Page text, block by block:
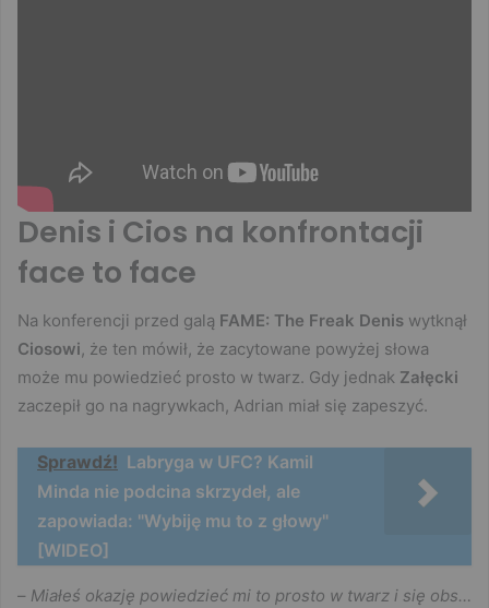
Denis i Cios na konfrontacji
face to face
Na konferencji przed galą FAME: The Freak Denis wytknął
Ciosowi, że ten mówił, że zacytowane powyżej słowa
może mu powiedzieć prosto w twarz. Gdy jednak Załęcki
zaczepił go na nagrywkach, Adrian miał się zapeszyć.
Sprawdź! Labryga w UFC? Kamil
Minda nie podcina skrzydeł, ale
zapowiada: "Wybiję mu to z głowy"
[WIDEO]
– Miałeś okazję powiedzieć mi to prosto w twarz i się obs…